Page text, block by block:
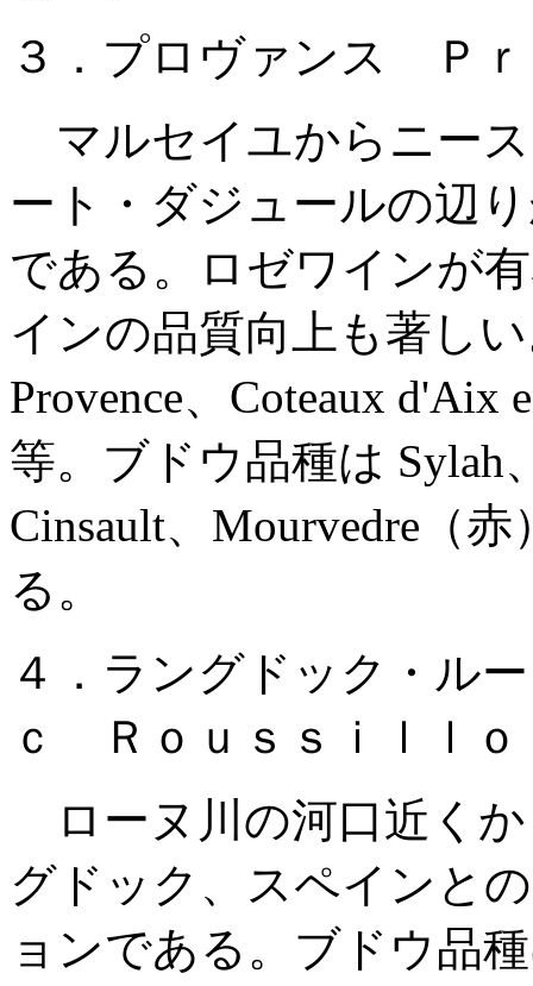
３．プロヴァンス Ｐｒ
マルセイユからニー
ート・ダジュールの辺
である。ロゼワインが
インの品質向上も著し
Provence、Coteaux d'Aix
等。ブドウ品種は Sylah
Cinsault、Mourvedre（
る。
４．ラングドック・ル
ｃ Ｒｏｕｓｓｉｌｌｏ
ローヌ川の河口近く
グドック、スペインと
ョンである。ブドウ品